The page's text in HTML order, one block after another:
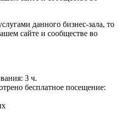
данного бизнес-зала, то
сайте и сообществе во
3 ч.
бесплатное посещение: